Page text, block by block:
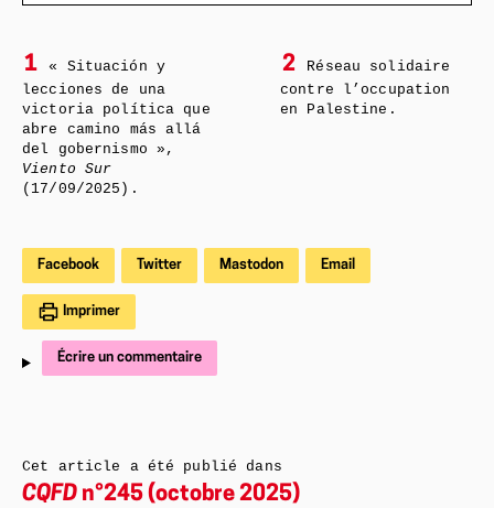
1
« Situación y
lecciones de una
victoria política que
abre camino más allá
del gobernismo »,
Viento Sur
(17/09/2025).
2
Réseau solidaire
contre l’occupation
en Palestine.
Facebook Twitter Mastodon Email
Imprimer
Écrire un commentaire
Cet article a été publié dans
CQFD n°245 (octobre 2025)